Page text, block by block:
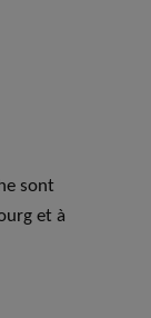
sont
et à